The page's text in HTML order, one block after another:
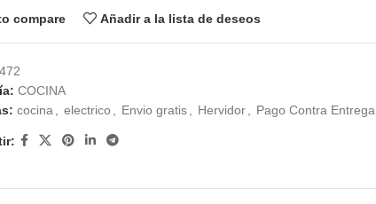
compare Añadir a la lista de deseos
COCINA
cocina, electrico , Envio gratis, Hervidor, Pago Contra Entrega